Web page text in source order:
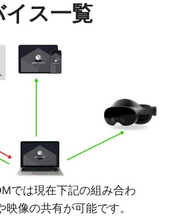
ス一覧
では現在下記の組み合わ
映像の共有が可能です。